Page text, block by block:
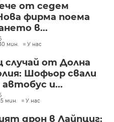
от седем
фирма поема
в...
мин.
У нас
от Долна
Шофьор свали
и...
мин.
У нас
дрон в Лайпциг: